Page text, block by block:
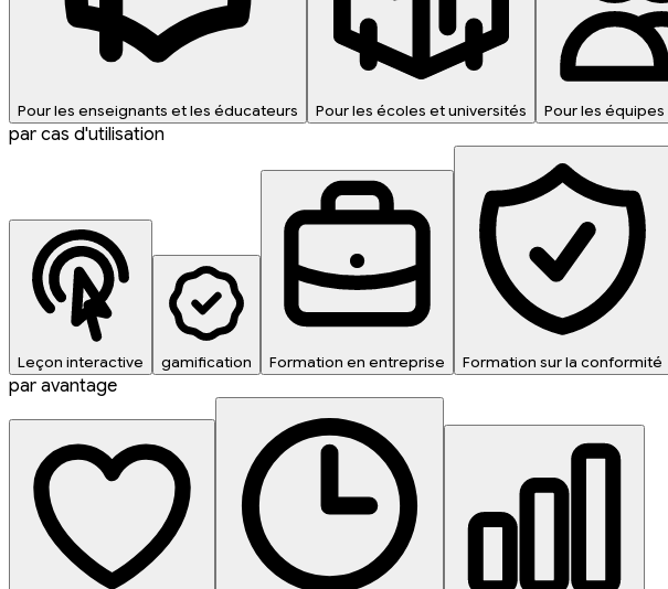
Pour les enseignants et les éducateurs Pour les écoles et universités Pour les équipes
par cas d'utilisation
Leçon interactive gamification Formation en entreprise Formation sur la conformité
par avantage